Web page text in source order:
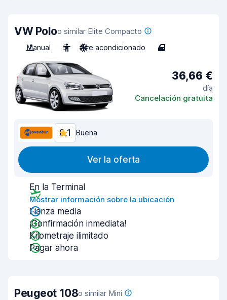
VW Poloo similar Elite Compacto
Manual
5 Aire acondicionado 4
36,66 €
día
Cancelación gratuita
8,1 Buena
Ver la oferta
En la Terminal
Mostrar información sobre la ubicación
Fianza media
¡Confirmación inmediata!
Kilometraje ilimitado
Pagar ahora
Peugeot 108o similar Mini